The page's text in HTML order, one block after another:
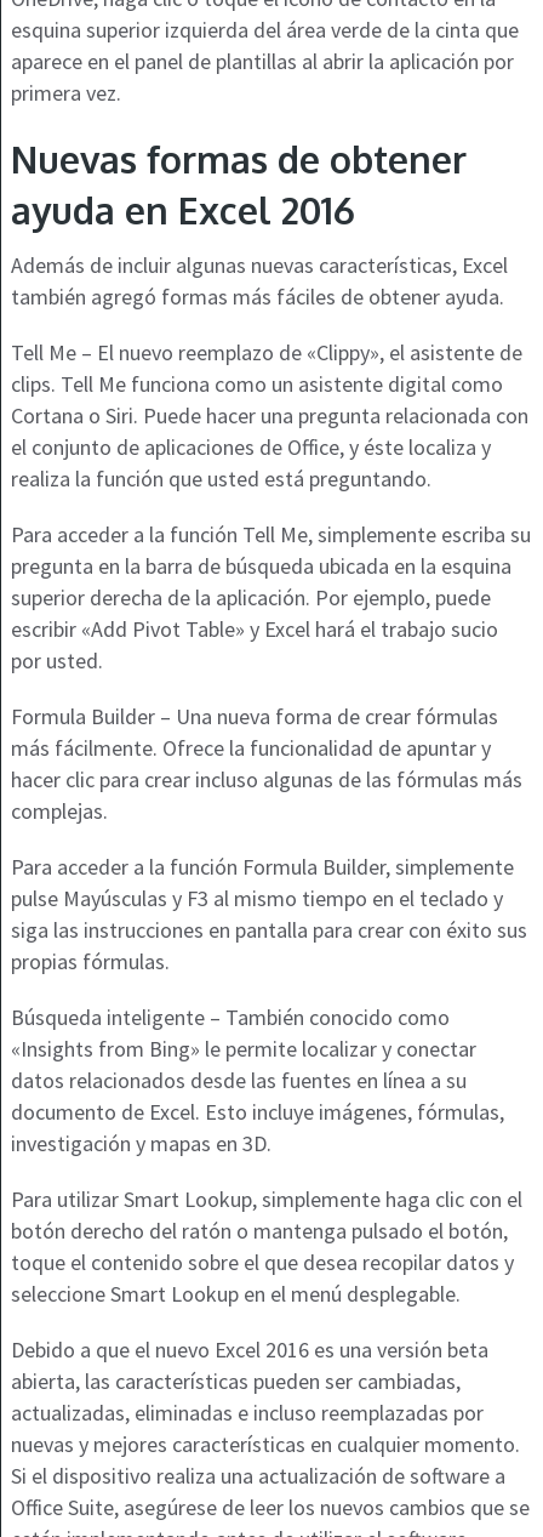
esquina superior izquierda del área verde de la cinta que
aparece en el panel de plantillas al abrir la aplicación por
primera vez.
Nuevas formas de obtener
ayuda en Excel 2016
Además de incluir algunas nuevas características, Excel
también agregó formas más fáciles de obtener ayuda.
Tell Me – El nuevo reemplazo de «Clippy», el asistente de
clips. Tell Me funciona como un asistente digital como
Cortana o Siri. Puede hacer una pregunta relacionada con
el conjunto de aplicaciones de Office, y éste localiza y
realiza la función que usted está preguntando.
Para acceder a la función Tell Me, simplemente escriba su
pregunta en la barra de búsqueda ubicada en la esquina
superior derecha de la aplicación. Por ejemplo, puede
escribir «Add Pivot Table» y Excel hará el trabajo sucio
por usted.
Formula Builder – Una nueva forma de crear fórmulas
más fácilmente. Ofrece la funcionalidad de apuntar y
hacer clic para crear incluso algunas de las fórmulas más
complejas.
Para acceder a la función Formula Builder, simplemente
pulse Mayúsculas y F3 al mismo tiempo en el teclado y
siga las instrucciones en pantalla para crear con éxito sus
propias fórmulas.
Búsqueda inteligente – También conocido como
«Insights from Bing» le permite localizar y conectar
datos relacionados desde las fuentes en línea a su
documento de Excel. Esto incluye imágenes, fórmulas,
investigación y mapas en 3D.
Para utilizar Smart Lookup, simplemente haga clic con el
botón derecho del ratón o mantenga pulsado el botón,
toque el contenido sobre el que desea recopilar datos y
seleccione Smart Lookup en el menú desplegable.
Debido a que el nuevo Excel 2016 es una versión beta
abierta, las características pueden ser cambiadas,
actualizadas, eliminadas e incluso reemplazadas por
nuevas y mejores características en cualquier momento.
Si el dispositivo realiza una actualización de software a
Office Suite, asegúrese de leer los nuevos cambios que se